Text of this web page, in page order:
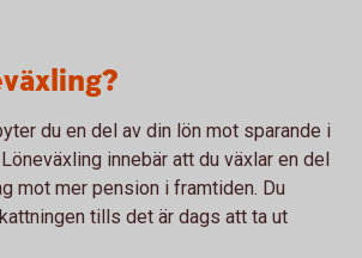
du en del av din lön mot sparande i
innebär att du växlar en del
mot mer pension i framtiden. Du
tills det är dags att ta ut